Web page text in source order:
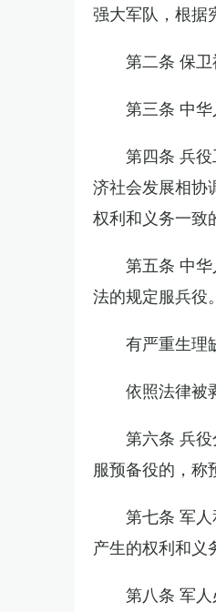
强大军队，根据
第二条 保
第三条 中
第四条 兵
济社会发展相协
权利和义务一致
第五条 中
法的规定服兵役。
有严重生理
依照法律被
第六条 兵
服预备役的，称
第七条 军
产生的权利和义
第八条 军